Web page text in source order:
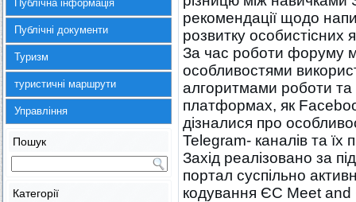
Публічна інформація
Публічні документи
Туризм
туристичні маршрути
Управління
Пошук
Категорії
рекомендації щодо
розвитку особистісних
За час роботи форуму
особливостями
алгоритмами роботи та
платформах, як
дізналися про
Telegram- каналів та їх
Захід реалізовано за
портал суспільно
кодування ЄС Meet and